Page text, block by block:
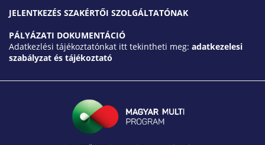
JELENTKEZÉS SZAKÉRTŐI SZOLGÁLTATÓNAK
PÁLYÁZATI DOKUMENTÁCIÓ
Adatkezlési tájékoztatónkat itt tekintheti meg: adatkezelesi
szabályzat és tájékoztató